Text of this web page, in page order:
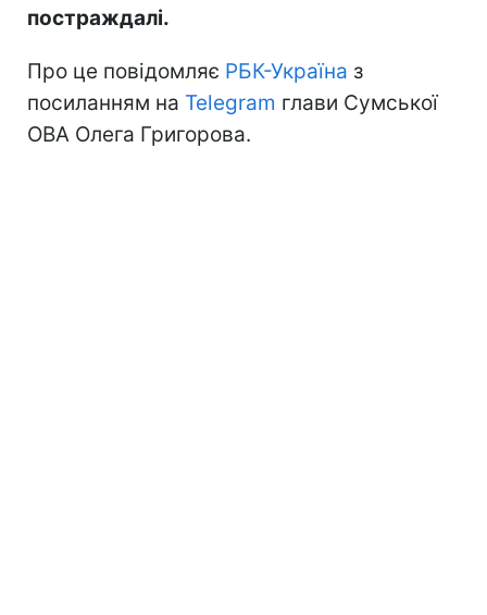
постраждалі.
Про це повідомляє РБК-Україна з
посиланням на Telegram глави Сумської
ОВА Олега Григорова.